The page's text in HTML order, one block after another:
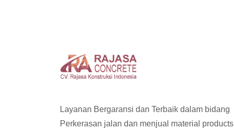
Layanan Bergaransi dan Terbaik dalam bidang
Perkerasan jalan dan menjual material products